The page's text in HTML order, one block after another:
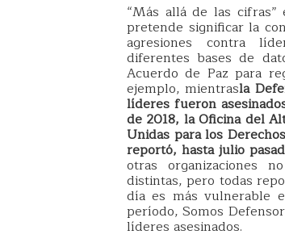
“Más allá de las
pretende significar la
agresiones contra
diferentes bases de
Acuerdo de Paz para
ejemplo, mientrasla
líderes fueron
de 2018, la Oficina del
Unidas para los
reportó, hasta julio
otras organizaciones
distintas, pero todas
día es más vulnerable
período, Somos
líderes asesinados.